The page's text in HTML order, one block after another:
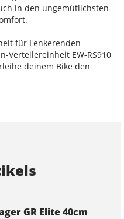
in den ungemütlichsten
für Lenkerenden
Verteilereinheit EW-RS910
deinem Bike den
GR Elite 40cm